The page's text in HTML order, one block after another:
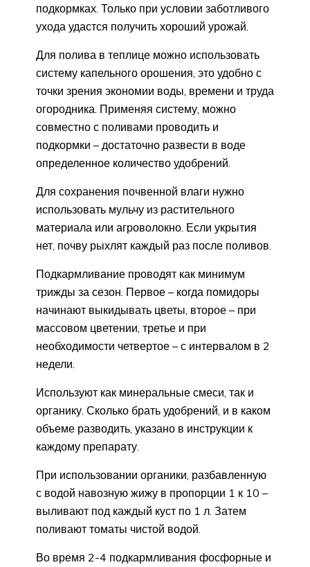
подкормках. Только при условии заботливого
ухода удастся получить хороший урожай.
Для полива в теплице можно использовать
систему капельного орошения, это удобно с
точки зрения экономии воды, времени и труда
огородника. Применяя систему, можно
совместно с поливами проводить и
подкормки – достаточно развести в воде
определенное количество удобрений.
Для сохранения почвенной влаги нужно
использовать мульчу из растительного
материала или агроволокно. Если укрытия
нет, почву рыхлят каждый раз после поливов.
Подкармливание проводят как минимум
трижды за сезон. Первое – когда помидоры
начинают выкидывать цветы, второе – при
массовом цветении, третье и при
необходимости четвертое – с интервалом в 2
недели.
Используют как минеральные смеси, так и
органику. Сколько брать удобрений, и в каком
объеме разводить, указано в инструкции к
каждому препарату.
При использовании органики, разбавленную
с водой навозную жижу в пропорции 1 к 10 –
выливают под каждый куст по 1 л. Затем
поливают томаты чистой водой.
Во время 2-4 подкармливания фосфорные и